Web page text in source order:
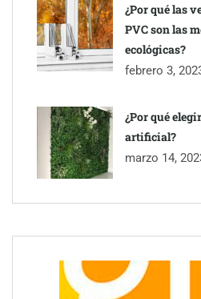
Toro Tapas inaugura su Raw Bar:
mediodía hasta el anochecer con
¿Por qué las
PVC son las
ecológicas?
febrero 3,
¿Por qué
artificial?
marzo 14,